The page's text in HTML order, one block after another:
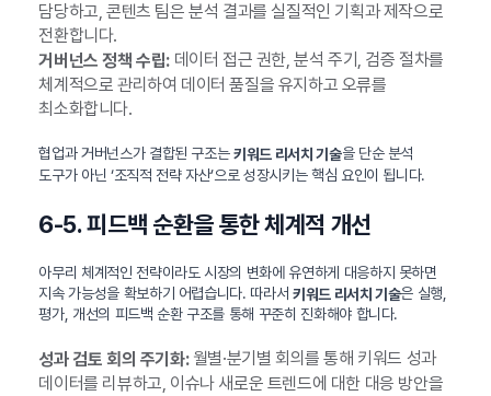
담당하고, 콘텐츠 팀은 분석 결과를 실질적인 기획과 제작으로
전환합니다.
거버넌스 정책 수립:데이터 접근 권한, 분석 주기, 검증 절차를
체계적으로 관리하여 데이터 품질을 유지하고 오류를
최소화합니다.
협업과 거버넌스가 결합된 구조는키워드 리서치 기술을 단순 분석
도구가 아닌 ‘조직적 전략 자산’으로 성장시키는 핵심 요인이 됩니다.
6-5. 피드백 순환을 통한 체계적 개선
아무리 체계적인 전략이라도 시장의 변화에 유연하게 대응하지 못하면
지속 가능성을 확보하기 어렵습니다. 따라서 키워드 리서치 기술은 실행,
평가, 개선의 피드백 순환 구조를 통해 꾸준히 진화해야 합니다.
성과 검토 회의 주기화:월별·분기별 회의를 통해 키워드 성과
데이터를 리뷰하고, 이슈나 새로운 트렌드에 대한 대응 방안을